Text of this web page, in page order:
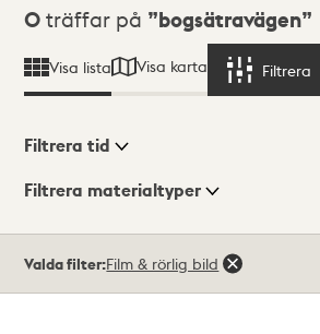
Sökresultat
0 träffar på bogsätravägen
Visa lista Visa karta Filtrera
Visningsläge
Filtrera tid
Filtrera materialtyper
träffar
Valda filter:Film & rörlig bild